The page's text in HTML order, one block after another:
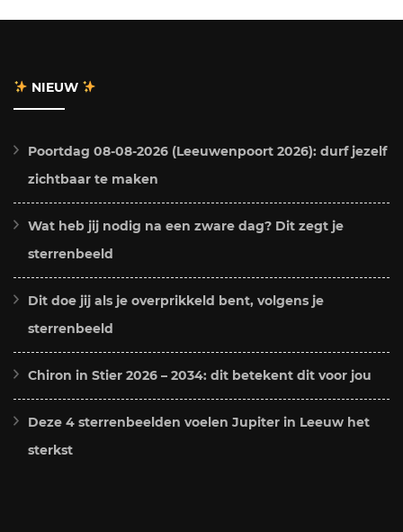
NIEUW
Poortdag 08-08-2026 (Leeuwenpoort 2026): durf jezelf
zichtbaar te maken
Wat heb jij nodig na een zware dag? Dit zegt je
sterrenbeeld
Dit doe jij als je overprikkeld bent, volgens je
sterrenbeeld
Chiron in Stier 2026 – 2034: dit betekent dit voor jou
Deze 4 sterrenbeelden voelen Jupiter in Leeuw het
sterkst